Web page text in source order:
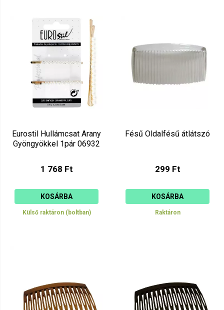
Eurostil Hullámcsat Arany
Gyöngyökkel 1pár 06932
1 768 Ft
KOSÁRBA
Külső raktáron (boltban)
Fésű Oldalfésű átlátszó
299 Ft
KOSÁRBA
Raktáron